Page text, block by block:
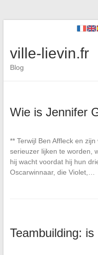
ville-lievin.fr
Blog
Wie is Jennifer
** Terwijl Ben Affleck en
serieuzer lijken te worden,
hij wacht voordat hij hun
Oscarwinnaar, die Violet,…
Teambuilding: